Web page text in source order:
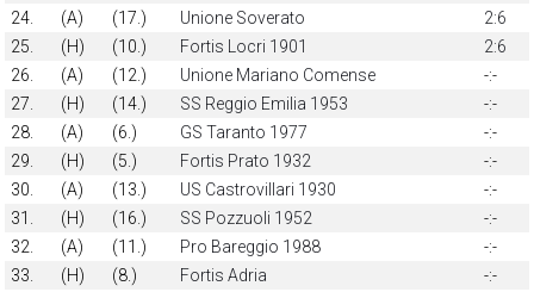
24.
(A) (17.) Unione Soverato
2:6
25.
(H) (10.) Fortis Locri 1901
2:6
26.
(A) (12.) Unione Mariano Comense
-:-
27.
(H) (14.) SS Reggio Emilia 1953
-:-
28.
(A) (6.) GS Taranto 1977
-:-
29.
(H) (5.) Fortis Prato 1932
-:-
30.
(A) (13.) US Castrovillari 1930
-:-
31.
(H) (16.) SS Pozzuoli 1952
-:-
32.
(A) (11.) Pro Bareggio 1988
-:-
33.
(H) (8.) Fortis Adria
-:-